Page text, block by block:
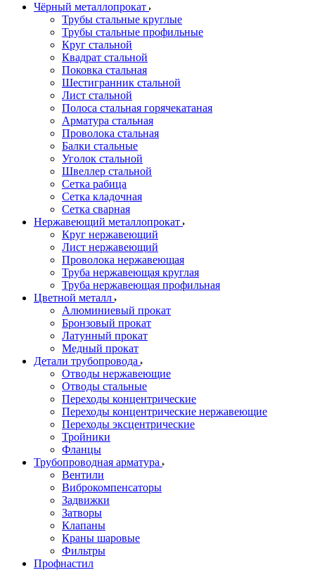
Чёрный металлопрокат
Трубы стальные круглые
Трубы стальные профильные
Круг стальной
Квадрат стальной
Поковка стальная
Шестигранник стальной
Лист стальной
Полоса стальная горячекатаная
Арматура стальная
Проволока стальная
Балки стальные
Уголок стальной
Швеллер стальной
Сетка рабица
Сетка кладочная
Сетка сварная
Нержавеющий металлопрокат
Круг нержавеющий
Лист нержавеющий
Проволока нержавеющая
Труба нержавеющая круглая
Труба нержавеющая профильная
Цветной металл
Алюминиевый прокат
Бронзовый прокат
Латунный прокат
Медный прокат
Детали трубопровода
Отводы нержавеющие
Отводы стальные
Переходы концентрические
Переходы концентрические нержавеющие
Переходы эксцентрические
Тройники
Фланцы
Трубопроводная арматура
Вентили
Виброкомпенсаторы
Задвижки
Затворы
Клапаны
Краны шаровые
Фильтры
Профнастил